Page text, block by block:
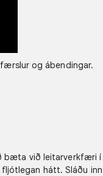
og ábendingar.
bæta við leitarverkfæri í
hátt. Sláðu inn